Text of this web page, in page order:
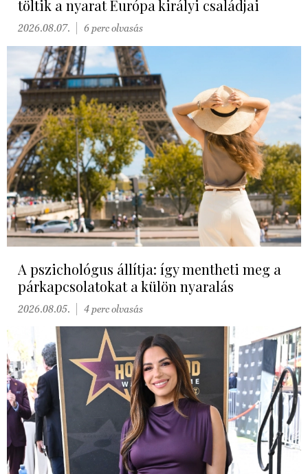
töltik a nyarat Európa királyi családjai
2026.08.07. 6 perc olvasás
A pszichológus állítja: így mentheti meg a
párkapcsolatokat a külön nyaralás
2026.08.05. 4 perc olvasás